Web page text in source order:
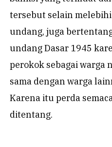
tersebut selain
undang, juga
undang Dasar 1945
perokok sebagai warga
sama dengan warga
Karena itu perda
ditentang.